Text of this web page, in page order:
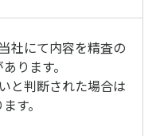
社にて内容を精査の
ります。
と判断された場合は
す。